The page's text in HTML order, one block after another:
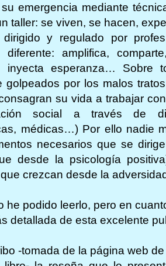
emergencia mediante
taller: se viven, se hacen,
y regulado por
diferente: amplifica,
inyecta esperanza…
golpeados por los malos
su vida a trabajar
social a través de
médicas…) Por ello nadie
necesarios que se
desde la psicología
crezcan desde la
he podido leerlo, pero en
detallada de esta excelente
-tomada de la página web